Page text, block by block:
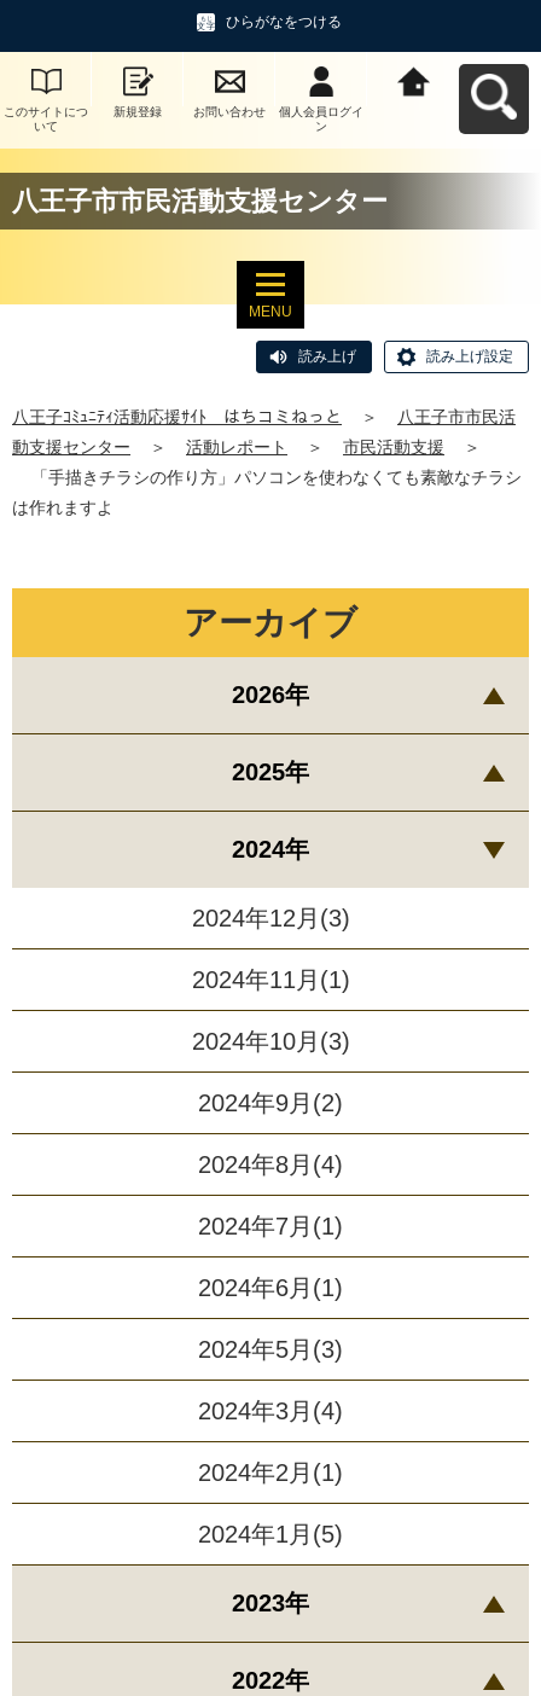
ひらがなをつける
このサイトにつ
いて
新規登録 お問い合わせ
個人会員ログイ
ン
八王子市市民活動支援センター
MENU
読み上げ 読み上げ設定
八王子ｺﾐｭﾆﾃｨ活動応援ｻｲﾄ はちコミねっと ＞
八王子市市民活
動支援センター
＞ 活動レポート ＞ 市民活動支援
＞
「手描きチラシの作り方」パソコンを使わなくても素敵なチラシ
は作れますよ
アーカイブ
2026年
2025年
2024年
2024年12月(3)
2024年11月(1)
2024年10月(3)
2024年9月(2)
2024年8月(4)
2024年7月(1)
2024年6月(1)
2024年5月(3)
2024年3月(4)
2024年2月(1)
2024年1月(5)
2023年
2022年